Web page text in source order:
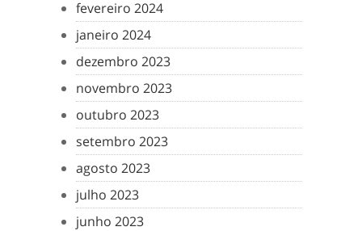
fevereiro 2024
janeiro 2024
dezembro 2023
novembro 2023
outubro 2023
setembro 2023
agosto 2023
julho 2023
junho 2023